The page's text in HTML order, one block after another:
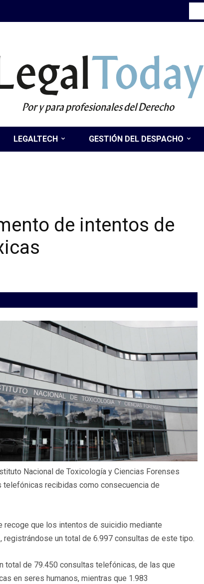
Today
Por y para profesionales del Derecho
LEGALTECH GESTIÓN DEL DESPACHO
de intentos de
Nacional de Toxicología y Ciencias Forenses
telefónicas recibidas como consecuencia de
que los intentos de suicidio mediante
un total de 6.997 consultas de este tipo.
total de 79.450 consultas telefónicas, de las que
en seres humanos, mientras que 1.983